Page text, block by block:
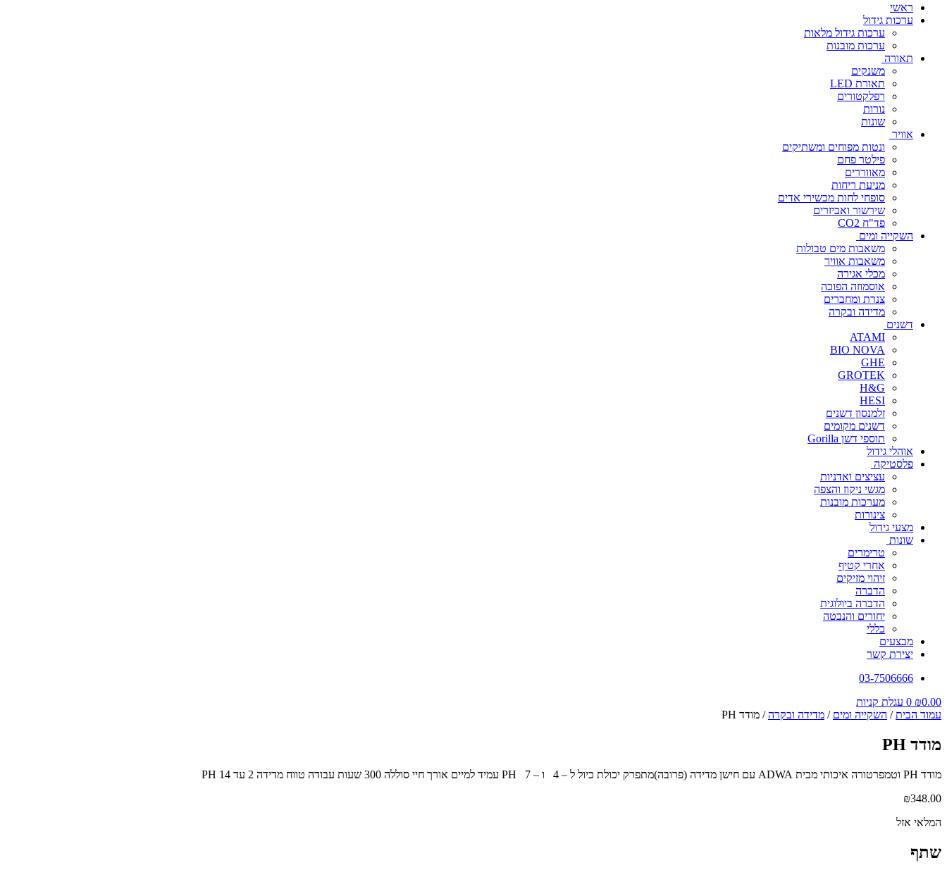
ראשי
ערכות גידול
ערכות גידול מלאות
ערכות מובנות
תאורה
משנקים
תאורת LED
רפלקטורים
נורות
שונות
אוויר
ונטות מפוחים ומשתיקים
פילטר פחם
מאווררים
מניעת ריחות
סופחי לחות מכשירי אדים
שירשור ואביזרים
פד"ח CO2
השקייה ומים
משאבות מים טבולות
משאבות אוויר
מכלי אגירה
אוסמוזה הפוכה
צנרת ומחברים
מדידה ובקרה
דשנים
ATAMI
BIO NOVA
GHE
GROTEK
H&G
HESI
זלמנסון דשנים
דשנים מקומים
תוספי דשן Gorilla
אוהלי גידול
פלסטיקה
עציצים ואדניות
מגשי ניקוז והצפה
מערכות מובנות
צינורות
מצעי גידול
שונות
טרימרים
אחרי קטיף
זיהוי מזיקים
הדברה
הדברה ביולוגית
יחורים והנבטה
כללי
מבצעים
יצירת קשר
03-7506666
₪0.00
0 עגלת קניות
עמוד הבית/ השקייה ומים / מדידה ובקרה/ מודד PH
מודד PH
מודד PH וטמפרטורה איכותי מבית ADWA עם חישן מדידה (פרובה)מתפרק יכולת כיול ל – 4 ו – 7 PH עמיד למיים אורך חיי סוללה 300 שעות עבודה טווח מדידה 2 עד 14 PH
₪348.00
המלאי אזל
שתף